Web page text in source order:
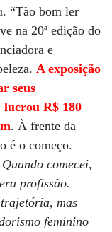
“Tão bom ler
na 20ª edição do
e
A exposição
seus
lucrou R$ 180
. À frente da
é o começo.
comecei,
profissão.
mas
feminino